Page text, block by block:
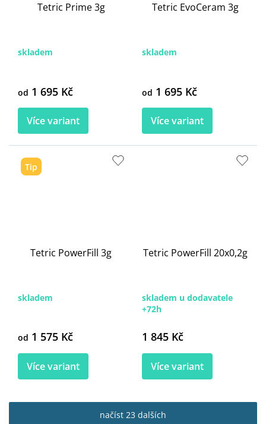
Tetric Prime 3g
skladem
od 1 695 Kč
Více variant
Tetric EvoCeram 3g
skladem
od 1 695 Kč
Více variant
Tip
Tetric PowerFill 3g
skladem
od 1 575 Kč
Více variant
Tetric PowerFill 20x0,2g
skladem u dodavatele
+72h
1 845 Kč
Více variant
načíst 23 dalších